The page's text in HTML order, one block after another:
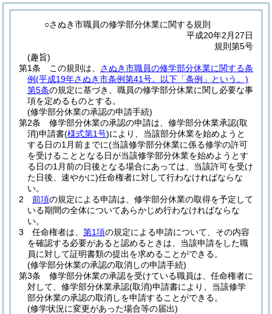
○さぬき市職員の修学部分休業に関する規則
平成20年2月27日
規則第5号
(趣旨)
第1条
この規則は、 さぬき市職員の修学部分休業に関する条
例(平成19年さぬき市条例第41号。以下「条例」という。)
第5条の規定に基づき、職員の修学部分休業に関し必要な事
項を定めるものとする。
(修学部分休業の承認の申請手続)
第2条
修学部分休業の承認の申請は、修学部分休業承認(取
消)申請書(様式第1号)により、当該部分休業を始めようと
する日の1月前までに(当該修学部分休業に係る修学の許可
を受けることとなる日が当該修学部分休業を始めようとす
る日の1月前の日後となる場合にあっては、当該許可を受け
た日後、速やかに)任命権者に対して行わなければならな
い。
2
前項の規定による申請は、修学部分休業の取得を予定して
いる期間の全体についてあらかじめ行わなければならな
い。
3
任命権者は、 第1項の規定による申請について、その内容
を確認する必要があると認めるときは、当該申請をした職
員に対して証明書類の提出を求めることができる。
(修学部分休業の承認の取消しの申請手続)
第3条
修学部分休業の承認を受けている職員は、任命権者に
対して、修学部分休業承認(取消)申請書により、当該修学
部分休業の承認の取消しを申請することができる。
(修学状況に変更があった場合等の届出)